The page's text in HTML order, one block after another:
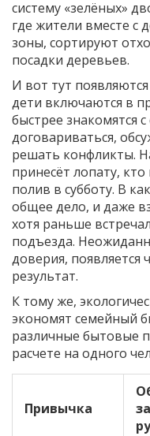
систему «зелёных»
где жители вместе
зоны, сортируют
посадки деревьев.
И вот тут
дети включаются в
быстрее знакомятся с
договариваться,
решать конфликты.
принесёт лопату,
полив в субботу. В
общее дело, и даже
хотя раньше
подъезда.
доверия, появляется
результат.
К тому же,
экономят семейный
различные бытовые
расчете на одного
Привычка